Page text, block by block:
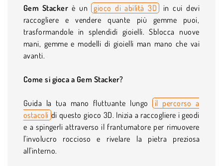
Gem Stacker è un gioco di abilità 3D
in cui devi
raccogliere e vendere quante più gemme puoi,
trasformandole in splendidi gioielli. Sblocca nuove
mani, gemme e modelli di gioielli man mano che vai
avanti.
Come si gioca a Gem Stacker?
Guida la tua mano fluttuante lungo
il percorso a
ostacoli di questo gioco 3D. Inizia a raccogliere i geodi
e a spingerli attraverso il frantumatore per rimuovere
l'involucro roccioso e rivelare la pietra preziosa
all'interno.